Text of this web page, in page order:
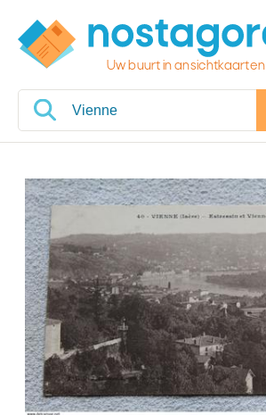
Uw buurt in ansichtkaarten